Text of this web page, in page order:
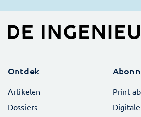
Ontdek
Artikelen
Dossiers
Print